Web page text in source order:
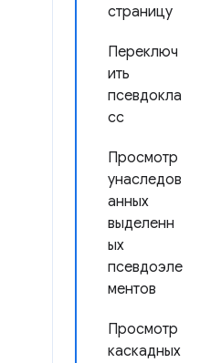
страницу
Переключ
ить
псевдокла
сс
Просмотр
унаследов
анных
выделенн
ых
псевдоэле
ментов
Просмотр
каскадных